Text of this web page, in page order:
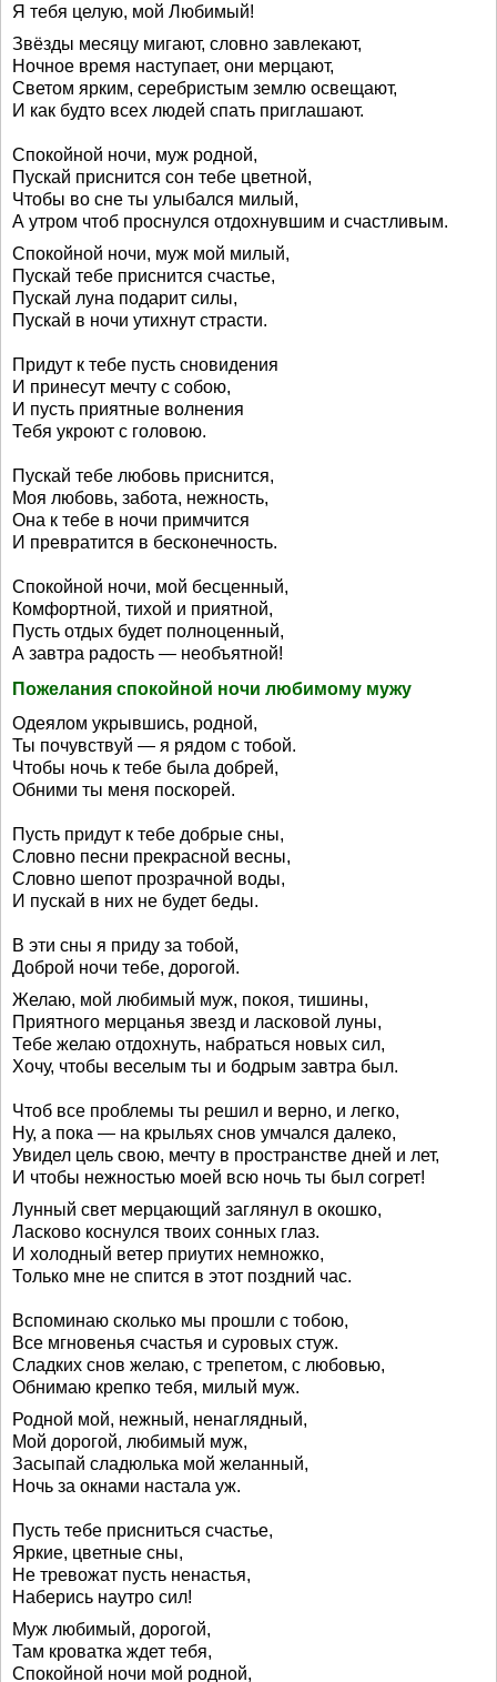
Я тебя целую, мой Любимый!
Звёзды месяцу мигают, словно завлекают,
Ночное время наступает, они мерцают,
Светом ярким, серебристым землю освещают,
И как будто всех людей спать приглашают.
Спокойной ночи, муж родной,
Пускай приснится сон тебе цветной,
Чтобы во сне ты улыбался милый,
А утром чтоб проснулся отдохнувшим и счастливым.
Спокойной ночи, муж мой милый,
Пускай тебе приснится счастье,
Пускай луна подарит силы,
Пускай в ночи утихнут страсти.
Придут к тебе пусть сновидения
И принесут мечту с собою,
И пусть приятные волнения
Тебя укроют с головою.
Пускай тебе любовь приснится,
Моя любовь, забота, нежность,
Она к тебе в ночи примчится
И превратится в бесконечность.
Спокойной ночи, мой бесценный,
Комфортной, тихой и приятной,
Пусть отдых будет полноценный,
А завтра радость — необъятной!
Пожелания спокойной ночи любимому мужу
Одеялом укрывшись, родной,
Ты почувствуй — я рядом с тобой.
Чтобы ночь к тебе была добрей,
Обними ты меня поскорей.
Пусть придут к тебе добрые сны,
Словно песни прекрасной весны,
Словно шепот прозрачной воды,
И пускай в них не будет беды.
В эти сны я приду за тобой,
Доброй ночи тебе, дорогой.
Желаю, мой любимый муж, покоя, тишины,
Приятного мерцанья звезд и ласковой луны,
Тебе желаю отдохнуть, набраться новых сил,
Хочу, чтобы веселым ты и бодрым завтра был.
Чтоб все проблемы ты решил и верно, и легко,
Ну, а пока — на крыльях снов умчался далеко,
Увидел цель свою, мечту в пространстве дней и лет,
И чтобы нежностью моей всю ночь ты был согрет!
Лунный свет мерцающий заглянул в окошко,
Ласково коснулся твоих сонных глаз.
И холодный ветер приутих немножко,
Только мне не спится в этот поздний час.
Вспоминаю сколько мы прошли с тобою,
Все мгновенья счастья и суровых стуж.
Сладких снов желаю, с трепетом, с любовью,
Обнимаю крепко тебя, милый муж.
Родной мой, нежный, ненаглядный,
Мой дорогой, любимый муж,
Засыпай сладюлька мой желанный,
Ночь за окнами настала уж.
Пусть тебе присниться счастье,
Яркие, цветные сны,
Не тревожат пусть ненастья,
Наберись наутро сил!
Муж любимый, дорогой,
Там кроватка ждет тебя,
Спокойной ночи мой родной,